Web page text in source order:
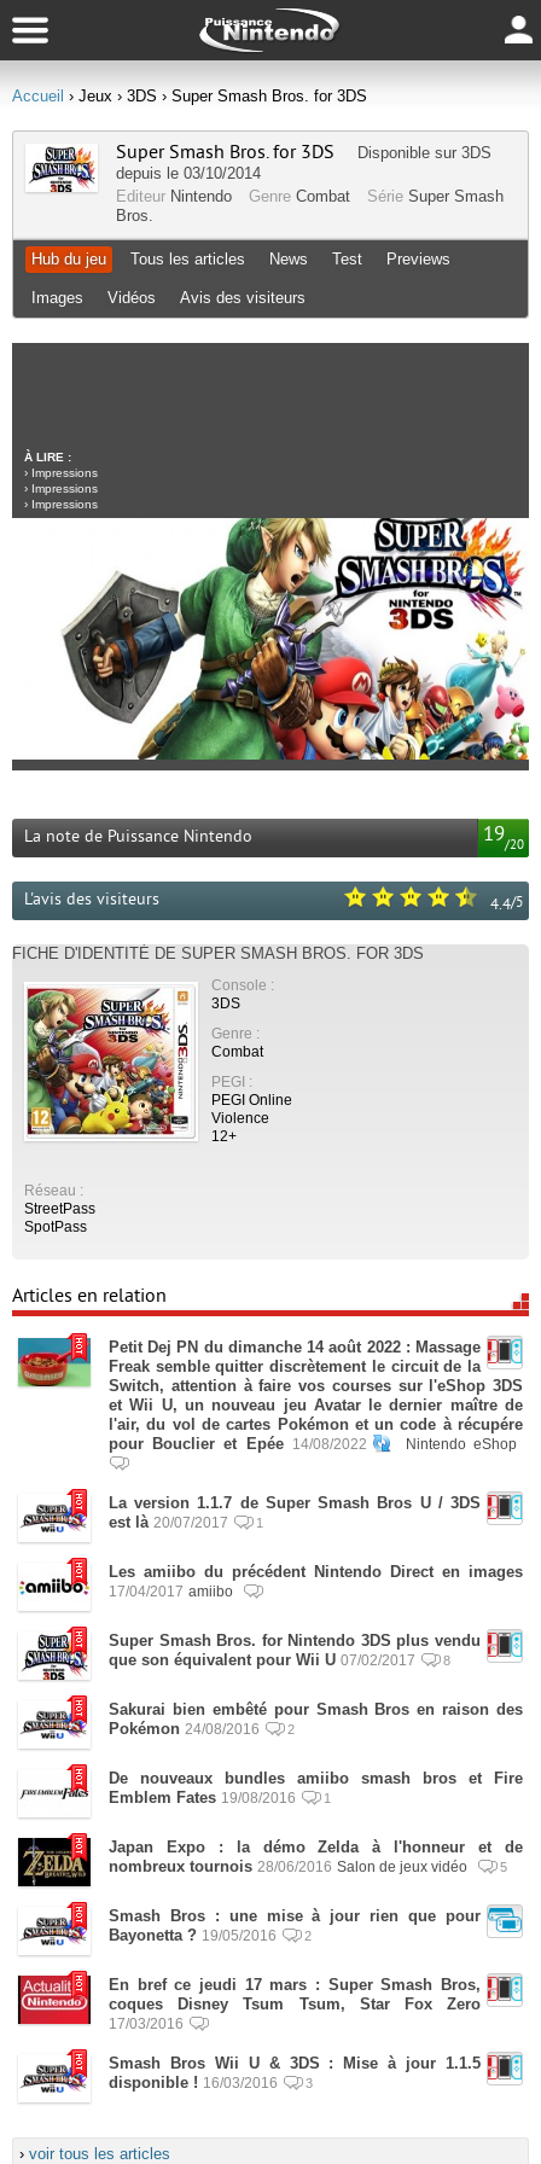
Accueil › Jeux › 3DS › Super Smash Bros. for 3DS
Super Smash Bros. for 3DS Disponible sur 3DS
depuis le 03/10/2014
Editeur Nintendo Genre Combat Série Super Smash
Bros.
Hub du jeu Tous les articles News Test Previews
Images Vidéos Avis des visiteurs
À LIRE :
› Impressions
› Impressions
› Impressions
19/20
La note de Puissance Nintendo
4.4/5
L'avis des visiteurs
FICHE D'IDENTITÉ DE SUPER SMASH BROS. FOR 3DS
Console :
3DS
Genre :
Combat
PEGI :
PEGI Online
Violence
12+
Réseau :
StreetPass
SpotPass
Articles en relation
Petit Dej PN du dimanche 14 août 2022 : Massage
Freak semble quitter discrètement le circuit de la
Switch, attention à faire vos courses sur l'eShop 3DS
et Wii U, un nouveau jeu Avatar le dernier maître de
l'air, du vol de cartes Pokémon et un code à récupére
pour Bouclier et Epée
14/08/2022 Nintendo eShop
La version 1.1.7 de Super Smash Bros U / 3DS
est là 20/07/2017 1
Les amiibo du précédent Nintendo Direct en images
17/04/2017 amiibo
Super Smash Bros. for Nintendo 3DS plus vendu
que son équivalent pour Wii U 07/02/2017 8
Sakurai bien embêté pour Smash Bros en raison des
Pokémon 24/08/2016 2
De nouveaux bundles amiibo smash bros et Fire
Emblem Fates 19/08/2016 1
Japan Expo : la démo Zelda à l'honneur et de
nombreux tournois 28/06/2016 Salon de jeux vidéo 5
Smash Bros : une mise à jour rien que pour
Bayonetta ? 19/05/2016 2
En bref ce jeudi 17 mars : Super Smash Bros,
coques Disney Tsum Tsum, Star Fox Zero
17/03/2016
Smash Bros Wii U & 3DS : Mise à jour 1.1.5
disponible ! 16/03/2016 3
› voir tous les articles